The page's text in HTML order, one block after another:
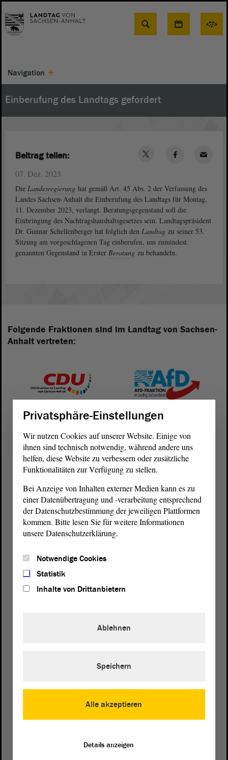
Suche
Navigation
Einberufung des Landtags gefordert
07. Dez. 2023
Die Landesregierung hat gemäß Art. 45 Abs. 2 der Verfassung des
Landes Sachsen-Anhalt die Einberufung des Landtags für Montag,
11. Dezember 2023, verlangt. Beratungsgegenstand soll die
Einbringung des Nachtragshaushaltsgesetzes sein. Landtagspräsident
Dr. Gunnar Schellenberger hat folglich den Landtag zu seiner 53.
Sitzung am vorgeschlagenen Tag einberufen, um zumindest
genannten Gegenstand in Erster Beratung zu behandeln.
Beitrag teilen:
Folgende Fraktionen sind im Landtag von Sachsen-
Anhalt vertreten:
Postanschrift
Landtagvon Sachsen-Anhalt
39104 Magdeburg
Wegbeschreibung
0391 / 560 - 1123
Presse- und Öffentlichkeitsarbeit
Privatsphäre-Einstellungen
Wir nutzen Cookies auf unserer Website. Einige von
ihnen sind technisch notwendig, während andere uns
helfen, diese Website zu verbessern oder zusätzliche
Funktionalitäten zur Verfügung zu stellen.
Bei Anzeige von Inhalten externer Medien kann es zu
einer Datenübertragung und -verarbeitung entsprechend
der Datenschutzbestimmung der jeweiligen Plattformen
kommen. Bitte lesen Sie für weitere Informationen
unsere Datenschutzerklärung.
Notwendige Cookies
Statistik
Inhalte von Drittanbietern
Alle akzeptieren
Ablehnen
Speichern
Details anzeigen